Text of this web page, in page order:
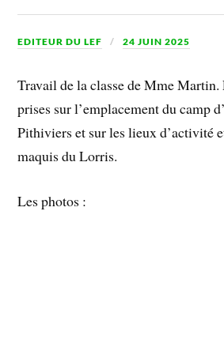
EDITEUR DU LEF 24 JUIN 2025
Travail de la classe de Mme Martin.
prises sur l’emplacement du camp
Pithiviers et sur les lieux d’activité
maquis du Lorris.
Les photos :